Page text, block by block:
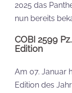
2025 das
nun bereits
COBI 2599
Edition
Am 07. Januar
Edition des